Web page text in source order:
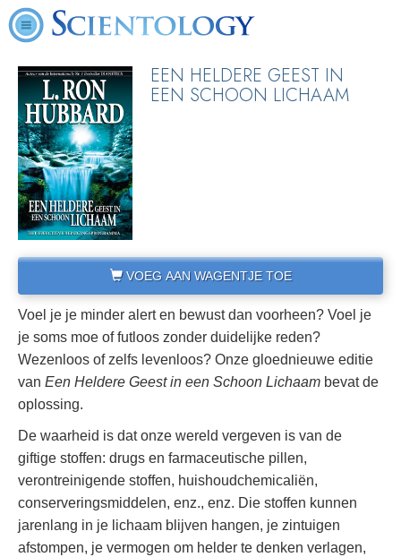
EEN HELDERE GEEST IN
EEN SCHOON LICHAAM
VOEG AAN WAGENTJE TOE
Voel je je minder alert en bewust dan voorheen? Voel je
je soms moe of futloos zonder duidelijke reden?
Wezenloos of zelfs levenloos? Onze gloednieuwe editie
van Een Heldere Geest in een Schoon Lichaam bevat de
oplossing.
De waarheid is dat onze wereld vergeven is van de
giftige stoffen: drugs en farmaceutische pillen,
verontreinigende stoffen, huishoudchemicaliën,
conserveringsmiddelen, enz., enz. Die stoffen kunnen
jarenlang in je lichaam blijven hangen, je zintuigen
afstompen, je vermogen om helder te denken verlagen,